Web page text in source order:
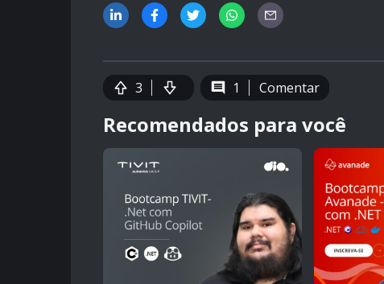
3 1 Comentar
Recomendados para você